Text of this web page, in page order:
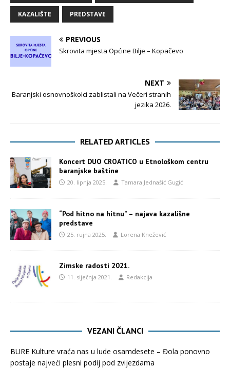
KAZALIŠTE PREDSTAVE
PREVIOUS
Skrovita mjesta Općine Bilje – Kopačevo
NEXT
Baranjski osnovnoškolci zablistali na Večeri stranih
jezika 2026.
RELATED ARTICLES
Koncert DUO CROATICO u Etnološkom centru
baranjske baštine
20. lipnja 2025. Tamara Jednašić Gugić
“Pod hitno na hitnu” – najava kazališne
predstave
25. rujna 2025. Lorena Knežević
Zimske radosti 2021.
11. siječnja 2021. Redakcija
VEZANI ČLANCI
BURE Kulture vraća nas u lude osamdesete – Đola ponovno
postaje najveći plesni podij pod zvijezdama